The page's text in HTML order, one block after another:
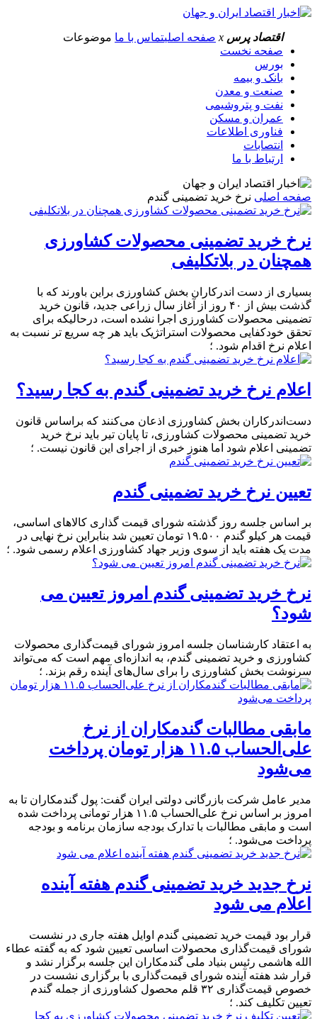
اقتصاد پرس x صفحه اصلیتماس با ما موضوعات
صفحه نخست
بورس
بانک و بیمه
صنعت و معدن
نفت و پتروشیمی
عمران و مسکن
فناوری اطلاعات
انتصابات
ارتباط با ما
صفحه اصلی نرخ خرید تضمینی گندم
نرخ خرید تضمینی محصولات کشاورزی
همچنان در بلاتکلیفی
بسیاری از دست اندرکاران بخش کشاورزی براین باورند که با
گذشت بیش از ۴۰ روز از آغاز سال زراعی جدید، قانون خرید
تضمینی محصولات کشاورزی اجرا نشده است، درحالیکه برای
تحقق خودکفایی محصولات استراتژیک باید هر چه سریع تر نسبت به
اعلام نرخ اقدام شود. ؛
اعلام نرخ خرید تضمینی گندم به کجا رسید؟
دست‌اندرکاران بخش کشاورزی اذعان می‌کنند که براساس قانون
خرید تضمینی محصولات کشاورزی، تا پایان تیر باید نرخ خرید
تضمینی اعلام شود اما هنوز خبری از اجرای این قانون نیست. ؛
تعیین نرخ خرید تضمینی گندم
بر اساس جلسه روز گذشته شورای قیمت گذاری کالاهای اساسی،
قیمت هر کیلو گندم ۱۹.۵۰۰ تومان تعیین شد بنابراین نرخ نهایی در
مدت یک هفته باید از سوی وزیر جهاد کشاورزی اعلام رسمی شود. ؛
نرخ خرید تضمینی گندم امروز تعیین می
شود؟
به اعتقاد کارشناسان جلسه امروز شورای قیمت‌گذاری محصولات
کشاورزی و خرید تضمینی گندم، به اندازه‌ای مهم است که می‌تواند
سرنوشت بخش کشاورزی را برای سال‌های آینده رقم بزند. ؛
مابقی مطالبات گندمکاران از نرخ
علی‌الحساب ۱۱.۵ هزار تومان پرداخت
می‌شود
مدیر عامل شرکت بازرگانی دولتی ایران گفت: پول گندمکاران تا به
امروز بر اساس نرخ علی‌الحساب ۱۱.۵ هزار تومانی پرداخت شده
است و مابقی مطالبات با تدارک بودجه سازمان برنامه و بودجه
پرداخت می‌شود. ؛
نرخ جدید خرید تضمینی گندم هفته آینده
اعلام می شود
قرار بود قیمت خرید تضمینی گندم اوایل هفته جاری در نشست
شورای قیمت‌گذاری محصولات اساسی تعیین شود که به گفته عطاء
الله هاشمی رئیس بنیاد ملی گندمکاران این جلسه برگزار نشد و
قرار شد هفته آینده شورای قیمت‌گذاری با برگزاری نشست در
خصوص قیمت‌گذاری ۳۲ قلم محصول کشاورزی از جمله گندم
تعیین تکلیف کند. ؛